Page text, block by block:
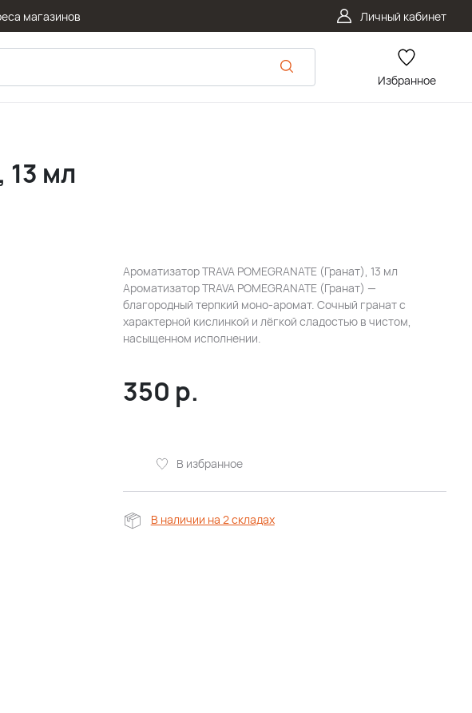
магазинов Личный кабинет
Избранное
13 мл
Ароматизатор TRAVA POMEGRANATE (Гранат), 13 мл
Ароматизатор TRAVA POMEGRANATE (Гранат) —
благородный терпкий моно-аромат. Сочный гранат с
характерной кислинкой и лёгкой сладостью в чистом,
насыщенном исполнении.
350 р.
В избранное
В наличии на 2 складах